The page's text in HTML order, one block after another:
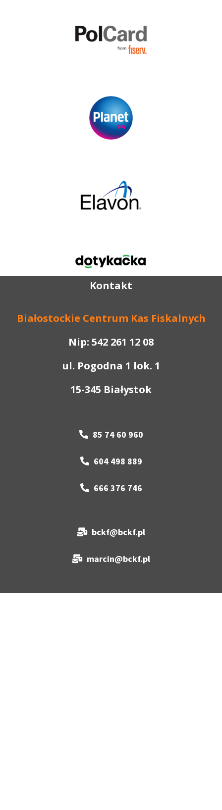
Kontakt
Białostockie Centrum Kas Fiskalnych
Nip: 542 261 12 08
ul. Pogodna 1 lok. 1
15-345 Białystok
85 74 60 960
604 498 889
666 376 746
bckf@bckf.pl
marcin@bckf.pl